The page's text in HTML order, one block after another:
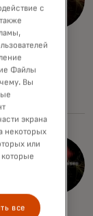
с
Файлы
Вы
экрана
некоторых
или
все